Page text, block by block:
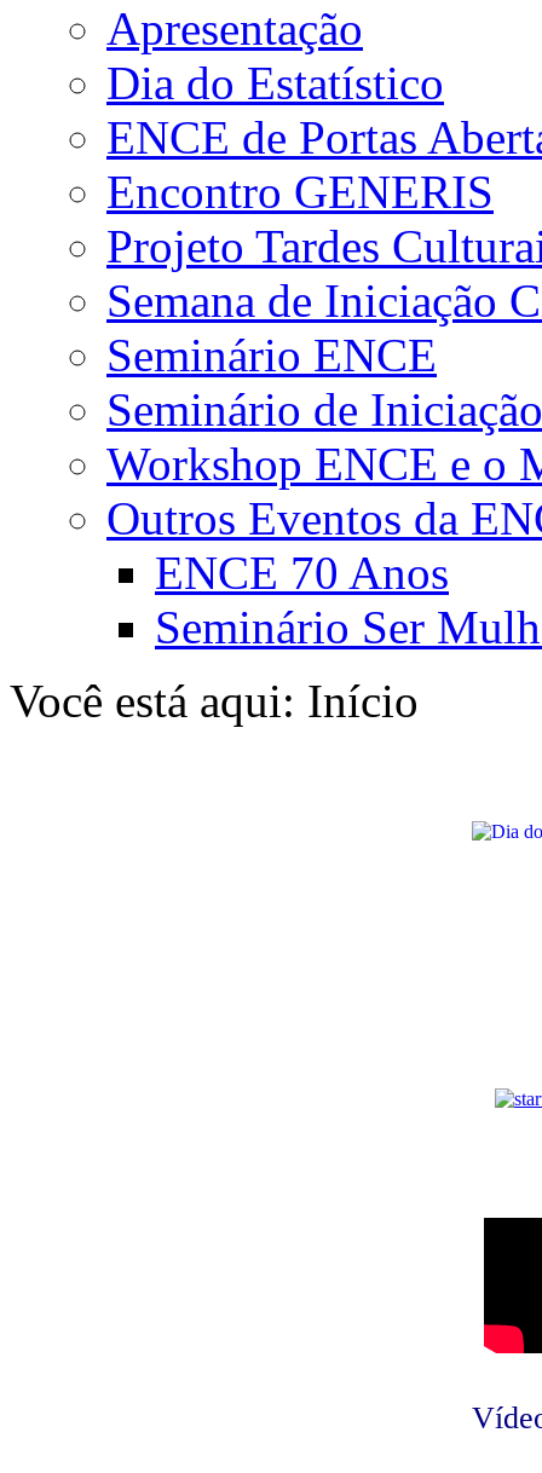
Apresentação
Dia do Estatístico
ENCE de Portas
Encontro GENERIS
Projeto Tardes
Semana de Iniciação
Seminário ENCE
Seminário de
Workshop ENCE e o
Outros Eventos da
ENCE 70 Anos
Seminário Ser
Você está aqui: Início